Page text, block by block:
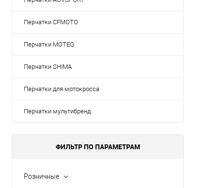
Перчатки CFMOTO
Перчатки MOTEQ
Перчатки SHIMA
Перчатки для мотокросса
Перчатки мультибренд
ФИЛЬТР ПО ПАРАМЕТРАМ
Розничные